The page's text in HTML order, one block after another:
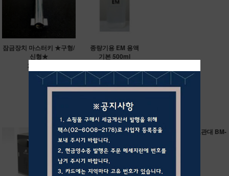
잠금장치 마스터키 ★구형/
신형★
2,200원
종량기용 EM 용액
기본 500ml
RECOMMEND ITEM
가로변쓰레기통/B
M-W700
상단문의
자전거보관대 BM-